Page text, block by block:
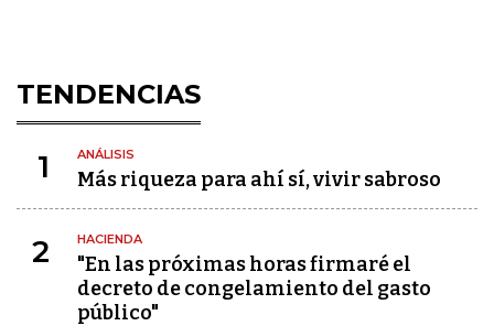
TENDENCIAS
1 ANÁLISIS
Más riqueza para ahí sí, vivir sabroso
2 HACIENDA
"En las próximas horas firmaré el
decreto de congelamiento del gasto
público"